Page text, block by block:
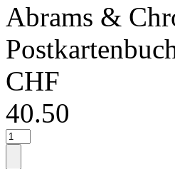
Abrams &
CHF
40.50